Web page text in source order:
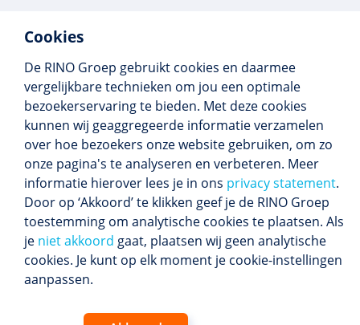
Cookies
De RINO Groep gebruikt cookies en daarmee
vergelijkbare technieken om jou een optimale
bezoekerservaring te bieden. Met deze cookies
kunnen wij geaggregeerde informatie verzamelen
over hoe bezoekers onze website gebruiken, om zo
onze pagina's te analyseren en verbeteren. Meer
informatie hierover lees je in ons privacy statement.
Door op ‘Akkoord’ te klikken geef je de RINO Groep
toestemming om analytische cookies te plaatsen. Als
je niet akkoord gaat, plaatsen wij geen analytische
cookies. Je kunt op elk moment je cookie-instellingen
aanpassen.
Meer dan 250 opleidingen
Alle BIG-opleidingen in huis
Cedeo-erkend en CRKBO-geregistreerd
Gemiddelde beoordeling 8,4
Volg ons
Blijf op de hoogte van het (nieuwe) scholings­
aanbod en ons laatste nieuws.